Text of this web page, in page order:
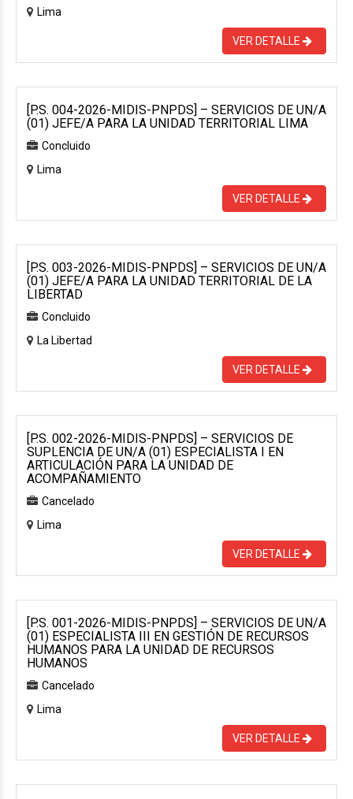
Lima
VER DETALLE
[P.S. 004-2026-MIDIS-PNPDS] – SERVICIOS DE UN/A
(01) JEFE/A PARA LA UNIDAD TERRITORIAL LIMA
Concluido
Lima
VER DETALLE
[P.S. 003-2026-MIDIS-PNPDS] – SERVICIOS DE UN/A
(01) JEFE/A PARA LA UNIDAD TERRITORIAL DE LA
LIBERTAD
Concluido
La Libertad
VER DETALLE
[P.S. 002-2026-MIDIS-PNPDS] – SERVICIOS DE
SUPLENCIA DE UN/A (01) ESPECIALISTA I EN
ARTICULACIÓN PARA LA UNIDAD DE
ACOMPAÑAMIENTO
Cancelado
Lima
VER DETALLE
[P.S. 001-2026-MIDIS-PNPDS] – SERVICIOS DE UN/A
(01) ESPECIALISTA III EN GESTIÓN DE RECURSOS
HUMANOS PARA LA UNIDAD DE RECURSOS
HUMANOS
Cancelado
Lima
VER DETALLE